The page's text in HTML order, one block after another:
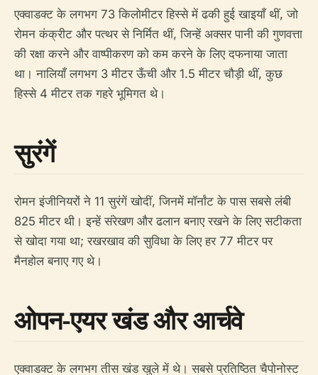
एक्वाडक्ट के लगभग 73 किलोमीटर हिस्से में ढकी हुई खाइयाँ थीं, जो
रोमन कंक्रीट और पत्थर से निर्मित थीं, जिन्हें अक्सर पानी की गुणवत्ता
की रक्षा करने और वाष्पीकरण को कम करने के लिए दफनाया जाता
था। नालियाँ लगभग 3 मीटर ऊँची और 1.5 मीटर चौड़ी थीं, कुछ
हिस्से 4 मीटर तक गहरे भूमिगत थे।
सुरंगें
रोमन इंजीनियरों ने 11 सुरंगें खोदीं, जिनमें मॉर्नांट के पास सबसे लंबी
825 मीटर थी। इन्हें संरेखण और ढलान बनाए रखने के लिए सटीकता
से खोदा गया था; रखरखाव की सुविधा के लिए हर 77 मीटर पर
मैनहोल बनाए गए थे।
ओपन-एयर खंड और आर्चवे
एक्वाडक्ट के लगभग तीस खंड खुले में थे। सबसे प्रतिष्ठित चैपोनोस्ट